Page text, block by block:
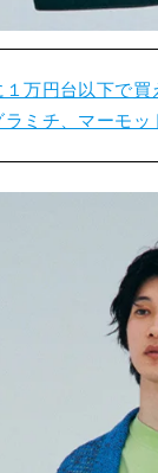
１万円台以下で
ミチ、マーモ